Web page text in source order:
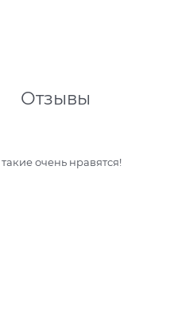
Отзывы
очень нравятся!